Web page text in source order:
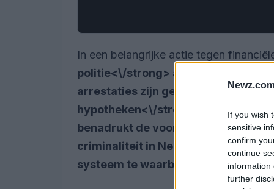
If you wish
sensitive
confirm
continue
information
further
In een belangrijke actie tegen
politie<\/strong> acht personen
arrestaties zijn gerelateerd aan
hypotheken<\/strong> en
benadrukt de voortdurende
criminaliteit in Nederland te
systeem te waarborgen.<\/p>